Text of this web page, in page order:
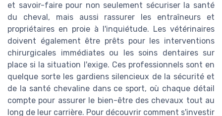
et savoir-faire pour non seulement sécuriser la santé
du cheval, mais aussi rassurer les entraîneurs et
propriétaires en proie à l'inquiétude. Les vétérinaires
doivent également être prêts pour les interventions
chirurgicales immédiates ou les soins dentaires sur
place si la situation l'exige. Ces professionnels sont en
quelque sorte les gardiens silencieux de la sécurité et
de la santé chevaline dans ce sport, où chaque détail
compte pour assurer le bien-être des chevaux tout au
long de leur carrière. Pour découvrir comment s'investir